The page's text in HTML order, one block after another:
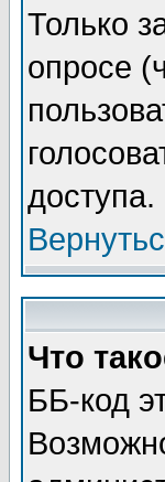
Только
опросе
доступа.
Что
ББ-код